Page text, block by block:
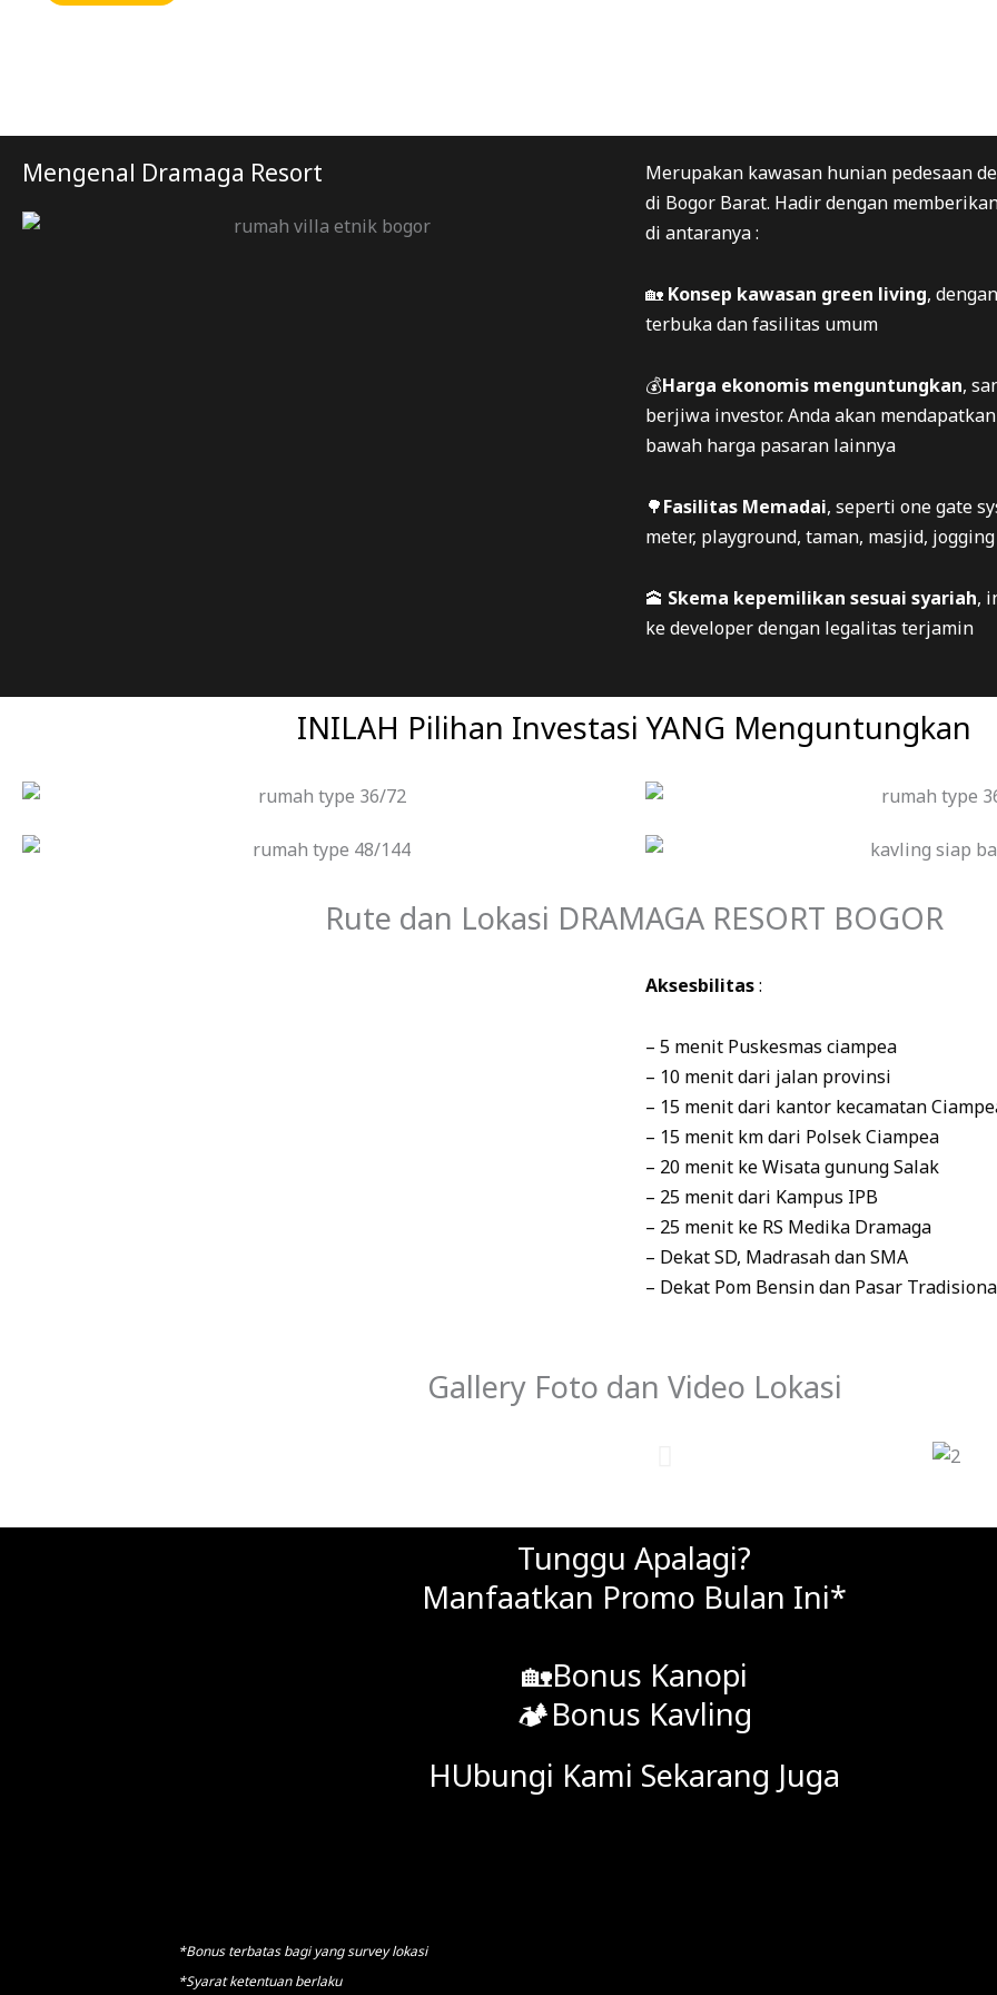
Mengenal Dramaga Resort
Merupakan kawasan hunian pedesaan
di Bogor Barat. Hadir dengan
di antaranya :
🏡 Konsep kawasan green living,
terbuka dan fasilitas umum
💰Harga ekonomis menguntungkan,
berjiwa investor. Anda akan
bawah harga pasaran lainnya
🌳Fasilitas Memadai, seperti one gate
meter, playground, taman, masjid,
🕋 Skema kepemilikan sesuai syariah,
ke developer dengan legalitas terjamin
INILAH Pilihan Investasi YANG Menguntungkan
Rute dan Lokasi DRAMAGA RESORT BOGOR
Aksesbilitas:
– 5 menit Puskesmas ciampea
– 10 menit dari jalan provinsi
– 15 menit dari kantor kecamatan
– 15 menit km dari Polsek Ciampea
– 20 menit ke Wisata gunung Salak
– 25 menit dari Kampus IPB
– 25 menit ke RS Medika Dramaga
– Dekat SD, Madrasah dan SMA
– Dekat Pom Bensin dan Pasar
Gallery Foto dan Video Lokasi
Tunggu Apalagi?
Manfaatkan Promo Bulan Ini*
🏡Bonus Kanopi
🏕Bonus Kavling
HUbungi Kami Sekarang Juga
*Bonus terbatas bagi yang survey lokasi
*Syarat ketentuan berlaku